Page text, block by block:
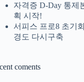
자격증 D-Day 통제
획 시작!
서피스 프로8 초기
경도 다시구축
coments